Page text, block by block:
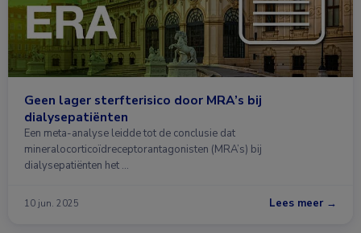
Geen lager sterfterisico door MRA’s bij
dialysepatiënten
Een meta-analyse leidde tot de conclusie dat
mineralocorticoïdreceptorantagonisten (MRA’s) bij
dialysepatiënten het …
10 jun. 2025 Lees meer →